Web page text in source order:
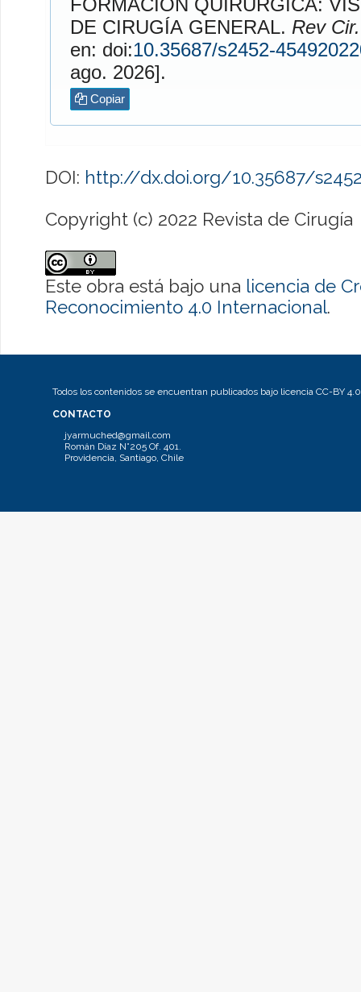
FORMACIÓN QUIRÚRGICA:
DE CIRUGÍA GENERAL. Rev Cir.
en: doi:10.35687/s2452-
ago. 2026].
Copiar
DOI: http://dx.doi.org/10.35687/
Copyright (c) 2022 Revista de Cirugía
Este obra está bajo una licencia de
Reconocimiento 4.0 Internacional.
Todos los contenidos se encuentran publicados bajo licencia CC-BY 4.0
CONTACTO
jyarmuched@gmail.com
Román Díaz N°205 Of. 401.
Providencia, Santiago, Chile